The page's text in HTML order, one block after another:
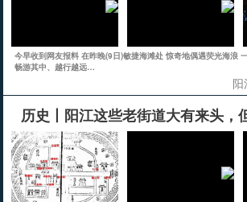
今早收到网友报料 在昨晚(9日)敏捷海滩处 惊奇地偶遇荧光海浪
畅游其中、越行越远…
阳
历史丨阳江这些老街道大有来头，